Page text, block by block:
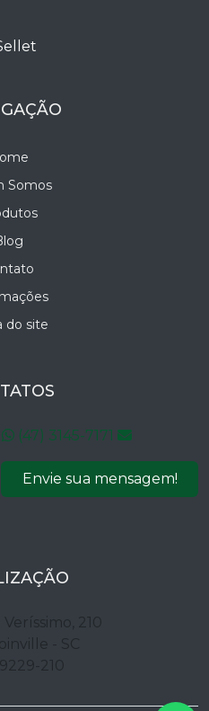
Somos
do site
(47) 3145-7171
Envie sua mensagem!
210
- SC
210